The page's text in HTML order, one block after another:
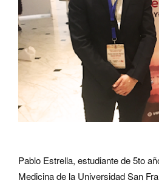
Pablo Estrella, estudiante de 5to
Medicina de la Universidad San